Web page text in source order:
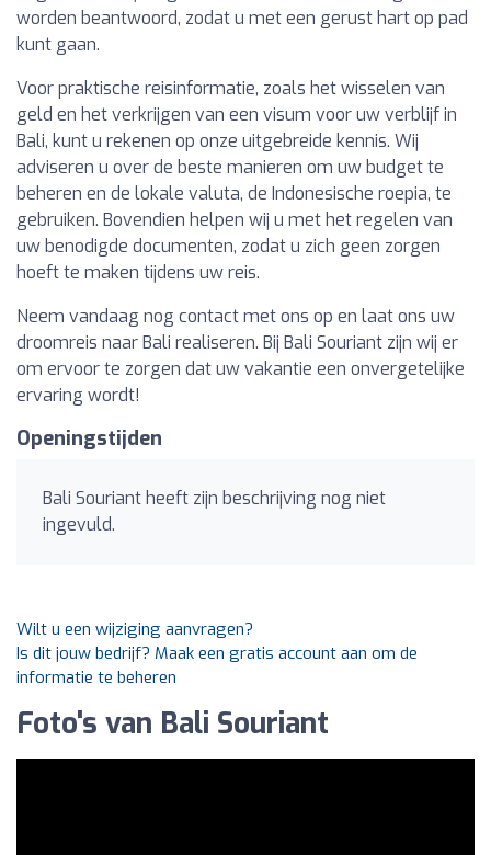
worden beantwoord, zodat u met een gerust hart op pad
kunt gaan.
Voor praktische reisinformatie, zoals het wisselen van
geld en het verkrijgen van een visum voor uw verblijf in
Bali, kunt u rekenen op onze uitgebreide kennis. Wij
adviseren u over de beste manieren om uw budget te
beheren en de lokale valuta, de Indonesische roepia, te
gebruiken. Bovendien helpen wij u met het regelen van
uw benodigde documenten, zodat u zich geen zorgen
hoeft te maken tijdens uw reis.
Neem vandaag nog contact met ons op en laat ons uw
droomreis naar Bali realiseren. Bij Bali Souriant zijn wij er
om ervoor te zorgen dat uw vakantie een onvergetelijke
ervaring wordt!
Openingstijden
Bali Souriant heeft zijn beschrijving nog niet
ingevuld.
Wilt u een wijziging aanvragen?
Is dit jouw bedrijf? Maak een gratis account aan om de
informatie te beheren
Foto's van Bali Souriant